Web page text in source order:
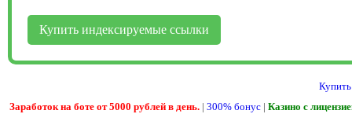
Купить индексируемые ссылки
Заработок на боте от 5000 рублей в день. | 300% бонус | Казино с